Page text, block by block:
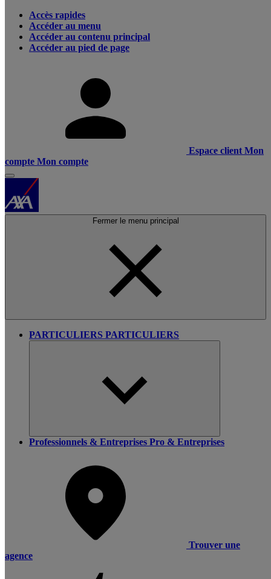
Accès rapides
Accéder au menu
Accéder au contenu principal
Accéder au pied de page
Espace client Mon
compte Mon compte
Fermer le menu principal
PARTICULIERS PARTICULIERS
Professionnels & Entreprises Pro & Entreprises
Trouver une
agence